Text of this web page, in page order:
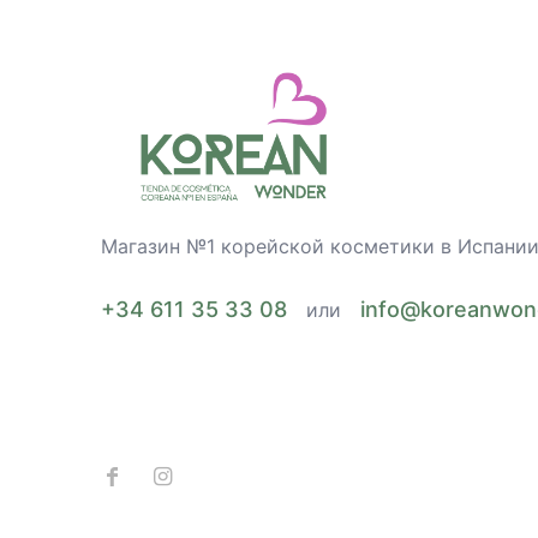
Магазин №1 корейской косметики в Испании
+34 611 35 33 08 или